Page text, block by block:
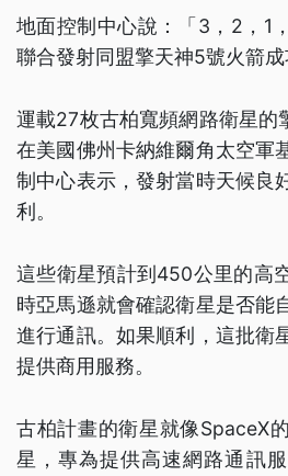
地面控制中心說：「3，2，1
聯合發射同盟擎天神5號火箭成
運載27枚古柏寬頻網路衛星的
在美國佛州卡納維爾角太空軍
制中心表示，發射當時天候良
利。
這些衛星預計到450公里的高
時亞馬遜就會確認衛星是否能
進行通訊。如果順利，這批衛
提供商用服務。
古柏計畫的衛星就像SpaceX
星，專為提供高速網路通訊